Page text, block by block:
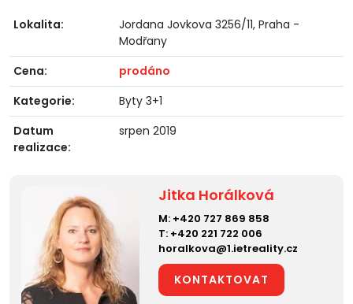
Lokalita:
Jordana Jovkova 3256/11, Praha -
Modřany
Cena:
prodáno
Kategorie:
Byty 3+1
Datum
realizace:
srpen 2019
Jitka Horálková
M: +420 727 869 858
T: +420 221 722 006
horalkova@1.ietreality.cz
KONTAKTOVAT